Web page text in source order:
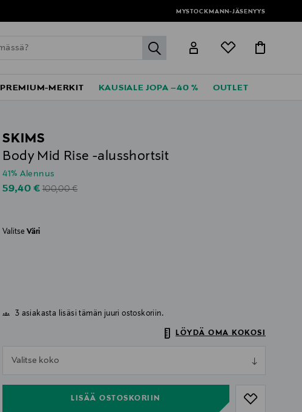
MYSTOCKMANN-JÄSENYYS
label.header.go
PREMIUM-MERKIT KAUSIALE JOPA –40 % OUTLET
SKIMS
Body Mid Rise -alusshortsit
41% Alennus
Discounted Price
59,40 € Original Price
100,00 €
ValitseVäri
3 asiakasta lisäsi tämän juuri ostoskoriin.
LÖYDÄ OMA KOKOSI
Valitse koko
LISÄÄ OSTOSKORIIN